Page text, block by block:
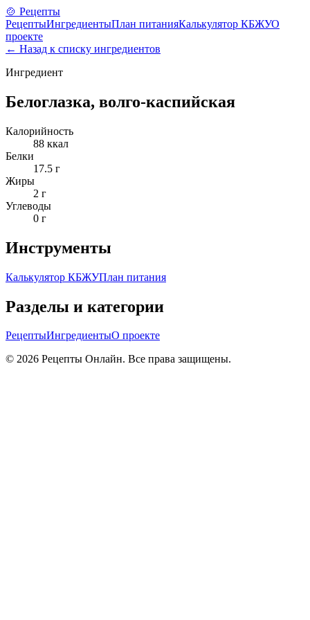
🍲 Рецепты
РецептыИнгредиентыПлан питанияКалькулятор КБЖУО
проекте
← Назад к списку ингредиентов
Ингредиент
Белоглазка, волго-каспийская
Калорийность
88 ккал
Белки
17.5 г
Жиры
2 г
Углеводы
0 г
Инструменты
Калькулятор КБЖУПлан питания
Разделы и категории
РецептыИнгредиентыО проекте
© 2026 Рецепты Онлайн. Все права защищены.